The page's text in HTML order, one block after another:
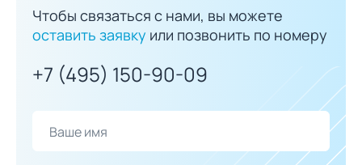
Чтобы связаться с нами, вы можете
оставить заявку или позвонить по номеру
+7 (495) 150-90-09